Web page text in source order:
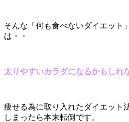
そんな「何も食べないダイエット
は・・
太りやすいカラダになるかもしれ
痩せる為に取り入れたダイエット
しまったら本末転倒です。